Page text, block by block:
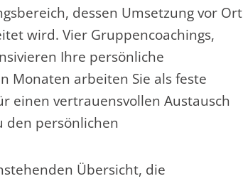
dessen Umsetzung vor Ort
wird. Vier Gruppencoachings,
Ihre persönliche
Monaten arbeiten Sie als feste
einen vertrauensvollen Austausch
den persönlichen
Übersicht, die